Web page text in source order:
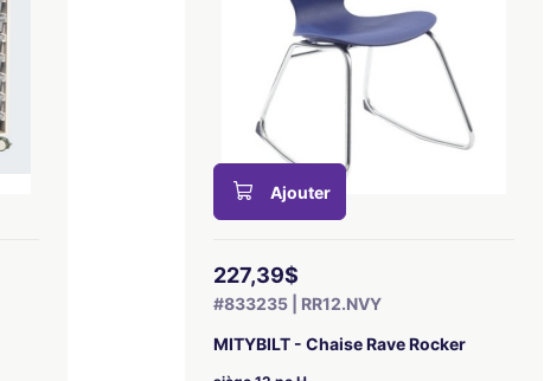
Ajouter
227,39$
#833235 | RR12.NVY
MITYBILT - Chaise Rave Rocker